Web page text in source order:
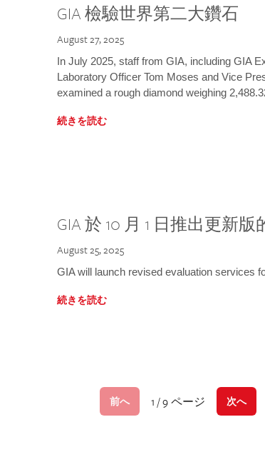
GIA 檢驗世界第二大鑽石
August 27, 2025
In July 2025, staff from GIA, including GIA
Laboratory Officer Tom Moses and Vice
examined a rough diamond weighing
続きを読む
GIA 於 10 月 1 日推出更新
August 25, 2025
GIA will launch revised evaluation services
続きを読む
前へ 1 / 9 ページ 次へ